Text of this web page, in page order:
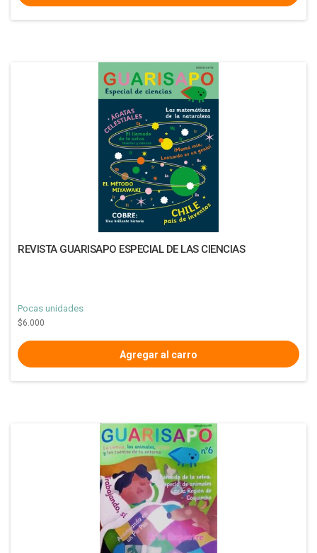
REVISTA GUARISAPO ESPECIAL DE LAS CIENCIAS
Pocas unidades
$6.000